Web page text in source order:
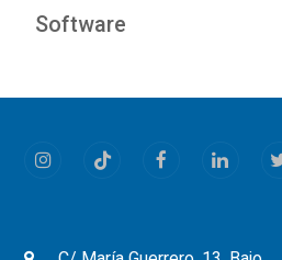
Software
InstagramTiktok Facebook